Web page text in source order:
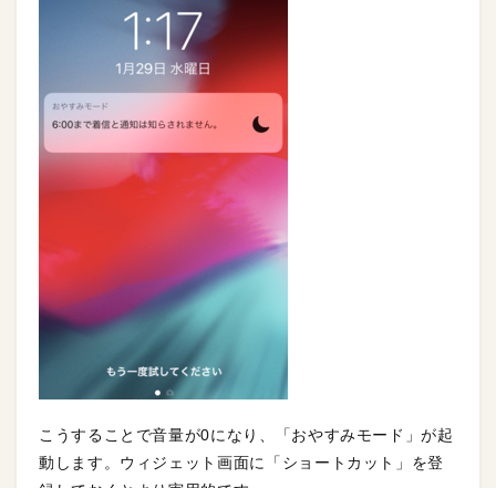
こうすることで音量が0になり、「おやすみモード」が起
動します。ウィジェット画面に「ショートカット」を登